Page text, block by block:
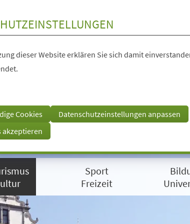
dieser Website erklären Sie sich damit
Cookies
Datenschutzeinstellungen anpassen
akzeptieren
Sport
Freizeit